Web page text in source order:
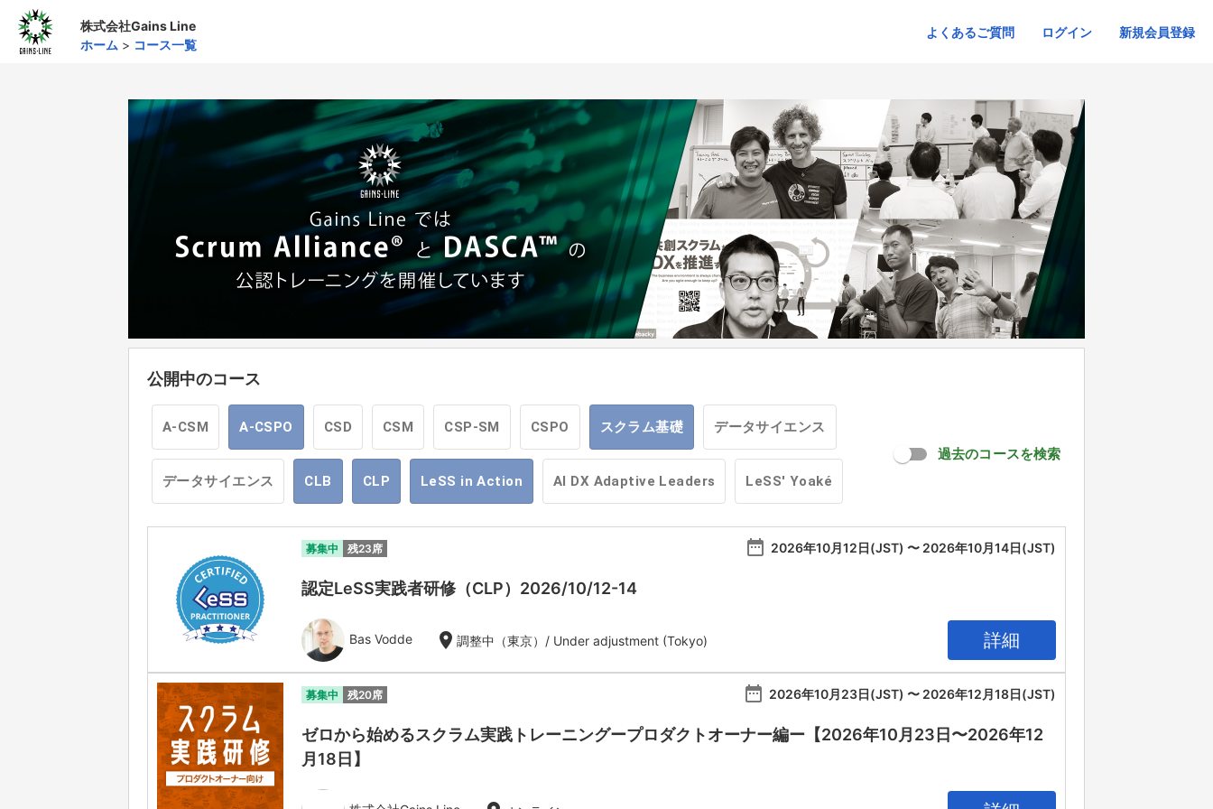
株式会社Gains Line
ホーム > コース一覧
よくあるご質問 ログイン 新規会員登録
公開中のコース
A-CSM A-CSPO CSD CSM CSP-SM CSPO スクラム基礎 データサイエンス
データサイエンス CLB CLP LeSS in Action AI DX Adaptive Leaders LeSS' Yoaké
過去のコースを検索
募集中 残23席 date_range 2026年10月12日(JST) 〜 2026年10月14日(JST)
認定LeSS実践者研修（CLP）2026/10/12-14
Bas Vodde location_on 調整中（東京）/ Under adjustment (Tokyo) 詳細
募集中 残20席 date_range 2026年10月23日(JST) 〜 2026年12月18日(JST)
ゼロから始めるスクラム実践トレーニングープロダクトオーナー編ー【2026年10月23日〜2026年12
月18日】